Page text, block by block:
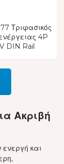
Τριφασικός
4P
DIN Rail
Ακριβή
ενεργή και